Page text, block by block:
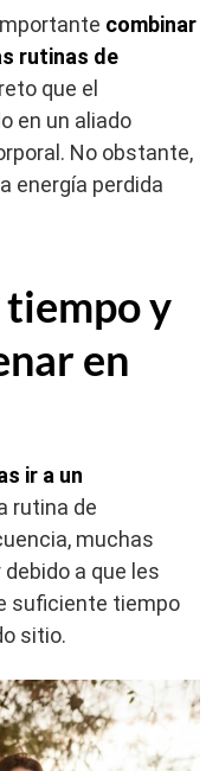
combinar
rutinas de
que el
en un aliado
No obstante,
energía perdida
tiempo y
en
ir a un
rutina de
muchas
a que les
suficiente tiempo
sitio.